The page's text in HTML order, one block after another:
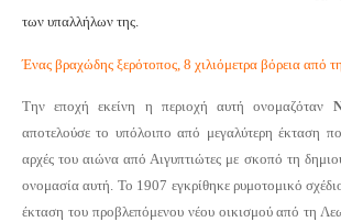
των υπαλλήλων της.
Ένας βραχώδης ξερότοπος, 8 χιλιόμετρα βόρεια από
Την εποχή εκείνη η περιοχή αυτή ονομαζόταν
αποτελούσε το υπόλοιπο από μεγαλύτερη έκταση
αρχές του αιώνα από Αιγυπτιώτες με σκοπό τη
ονομασία αυτή. Το 1907 εγκρίθηκε ρυμοτομικό
έκταση του προβλεπόμενου νέου οικισμού από τη